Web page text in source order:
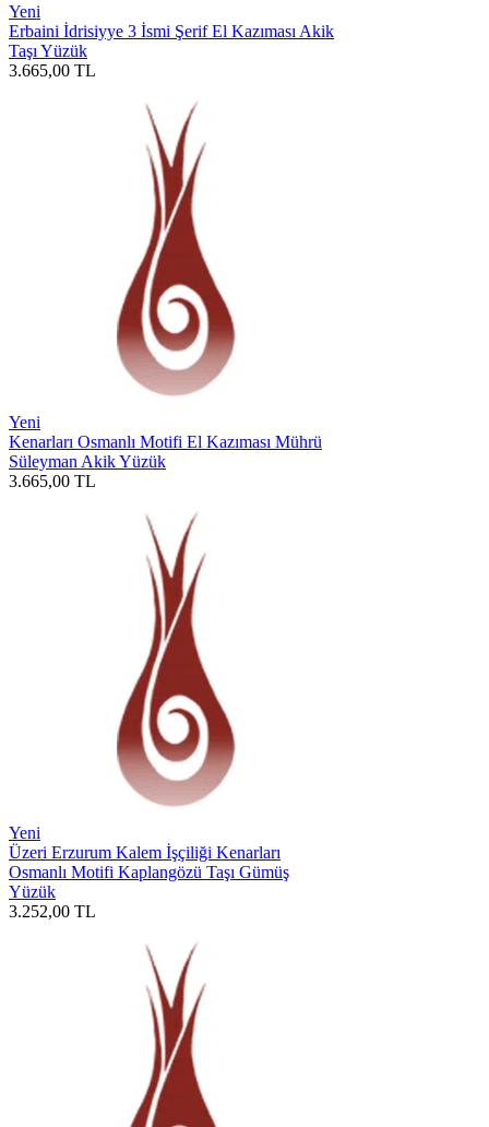
Yeni
Erbaini İdrisiyye 3 İsmi Şerif El Kazıması Akik
Taşı Yüzük
3.665,00 TL
Yeni
Kenarları Osmanlı Motifi El Kazıması Mührü
Süleyman Akik Yüzük
3.665,00 TL
Yeni
Üzeri Erzurum Kalem İşçiliği Kenarları
Osmanlı Motifi Kaplangözü Taşı Gümüş
Yüzük
3.252,00 TL